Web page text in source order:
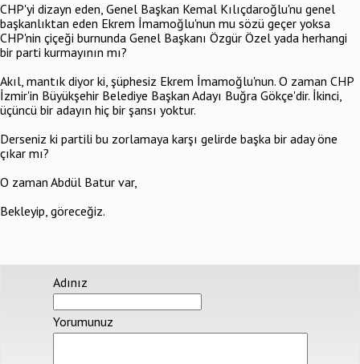
CHP'yi dizayn eden, Genel Başkan Kemal Kılıçdaroğlu'nu genel
başkanlıktan eden Ekrem İmamoğlu'nun mu sözü geçer yoksa
CHP'nin çiçeği burnunda Genel Başkanı Özgür Özel yada herhangi
bir parti kurmayının mı?
Akıl, mantık diyor ki, şüphesiz Ekrem İmamoğlu'nun. O zaman CHP
İzmir'in Büyükşehir Belediye Başkan Adayı Buğra Gökçe'dir. İkinci,
üçüncü bir adayın hiç bir şansı yoktur.
Derseniz ki partili bu zorlamaya karşı gelirde başka bir aday öne
çıkar mı?
O zaman Abdül Batur var,
Bekleyip, göreceğiz.
Adınız
Yorumunuz